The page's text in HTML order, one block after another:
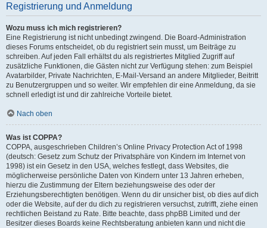
Registrierung und Anmeldung
Wozu muss ich mich registrieren?
Eine Registrierung ist nicht unbedingt zwingend. Die Board-Administration
dieses Forums entscheidet, ob du registriert sein musst, um Beiträge zu
schreiben. Auf jeden Fall erhältst du als registriertes Mitglied Zugriff auf
zusätzliche Funktionen, die Gästen nicht zur Verfügung stehen: zum Beispiel
Avatarbilder, Private Nachrichten, E-Mail-Versand an andere Mitglieder, Beitritt
zu Benutzergruppen und so weiter. Wir empfehlen dir eine Anmeldung, da sie
schnell erledigt ist und dir zahlreiche Vorteile bietet.
Nach oben
Was ist COPPA?
COPPA, ausgeschrieben Children’s Online Privacy Protection Act of 1998
(deutsch: Gesetz zum Schutz der Privatsphäre von Kindern im Internet von
1998) ist ein Gesetz in den USA, welches festlegt, dass Websites, die
möglicherweise persönliche Daten von Kindern unter 13 Jahren erheben,
hierzu die Zustimmung der Eltern beziehungsweise des oder der
Erziehungsberechtigten benötigen. Wenn du dir unsicher bist, ob dies auf dich
oder die Website, auf der du dich zu registrieren versuchst, zutrifft, ziehe einen
rechtlichen Beistand zu Rate. Bitte beachte, dass phpBB Limited und der
Besitzer dieses Boards keine Rechtsberatung anbieten kann und nicht die